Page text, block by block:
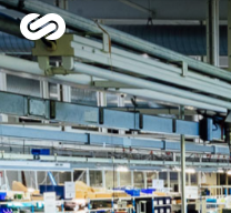
Hit enter to